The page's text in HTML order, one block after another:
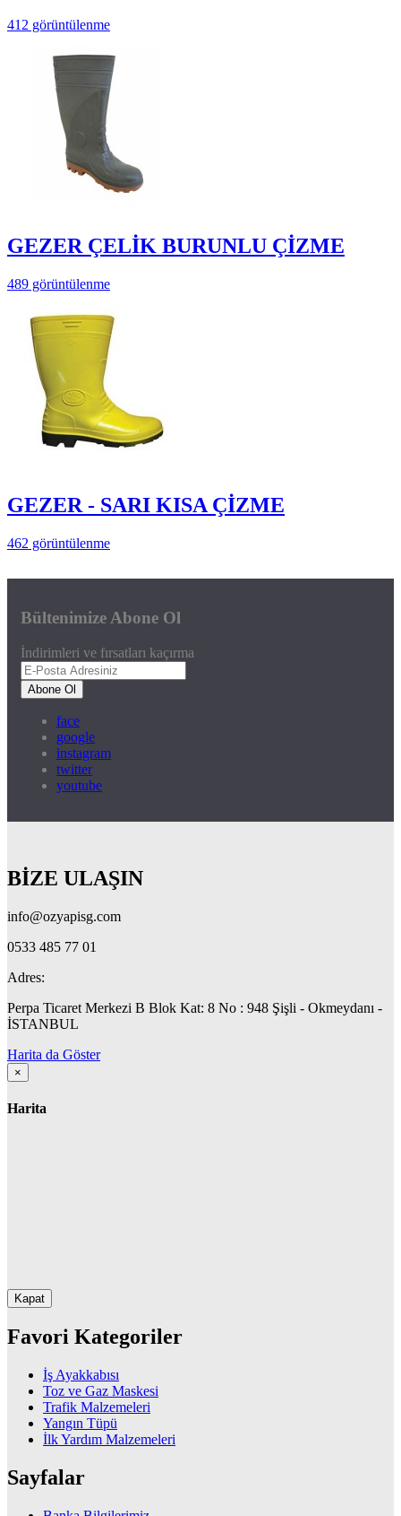
412 görüntülenme
GEZER ÇELİK BURUNLU ÇİZME
489 görüntülenme
GEZER - SARI KISA ÇİZME
462 görüntülenme
Bültenimize Abone Ol
İndirimleri ve fırsatları kaçırma
Abone Ol
face
google
instagram
twitter
youtube
BİZE ULAŞIN
info@ozyapisg.com
0533 485 77 01
Adres:
Perpa Ticaret Merkezi B Blok Kat: 8 No : 948 Şişli - Okmeydanı -
İSTANBUL
Harita da Göster
×
Harita
Kapat
Favori Kategoriler
İş Ayakkabısı
Toz ve Gaz Maskesi
Trafik Malzemeleri
Yangın Tüpü
İlk Yardım Malzemeleri
Sayfalar